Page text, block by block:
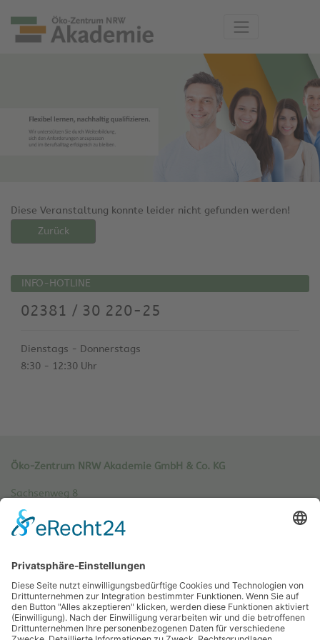
Diese Veranstaltung konnte leider nicht gefunden werden!
Zurück
INFO-HOTLINE
02381 / 30 220-25
Dienstags - Donnerstags
8:30 - 12:30 Uhr
Öko-Zentrum NRW Akademie GmbH & Co. KG
Sachsenweg 8
59073 Hamm
Tel.: 02381 / 30 220-0
info[at]oe-akademie.de
Vertrag widerrufen
Sitemap